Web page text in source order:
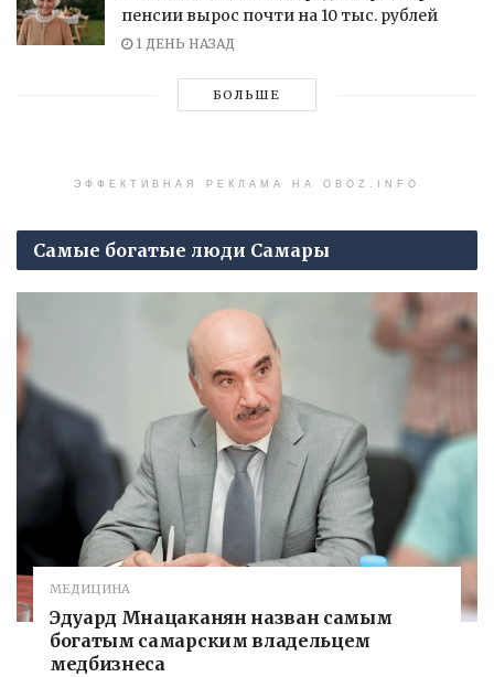
пенсии вырос почти на 10 тыс. рублей
1 ДЕНЬ НАЗАД
БОЛЬШЕ
ЭФФЕКТИВНАЯ РЕКЛАМА НА OBOZ.INFO
Самые богатые люди Самары
МЕДИЦИНА
Эдуард Мнацаканян назван самым
богатым самарским владельцем
медбизнеса